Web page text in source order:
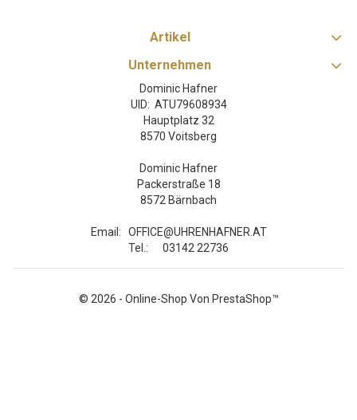
Artikel
Unternehmen
Dominic Hafner
UID: ATU79608934
Hauptplatz 32
8570 Voitsberg
Dominic Hafner
Packerstraße 18
8572 Bärnbach
Email: OFFICE@UHRENHAFNER.AT
Tel.: 03142 22736
© 2026 - Online-Shop Von PrestaShop™